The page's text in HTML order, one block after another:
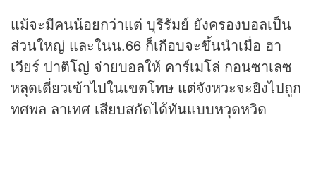
แม้จะมีคนน้อยกว่าแต่ บุรีรัมย์ ยังครองบอลเป็น
ส่วนใหญ่ และในน.66 ก็เกือบจะขึ้นนำเมื่อ ฮา
เวียร์ ปาติโญ่ จ่ายบอลให้ คาร์เมโล่ กอนซาเลซ
หลุดเดี่ยวเข้าไปในเขตโทษ แต่จังหวะจะยิงไปถูก
ทศพล ลาเทศ เสียบสกัดได้ทันแบบหวุดหวิด